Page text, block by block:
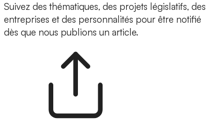
Suivez des thématiques, des projets législatifs, des
entreprises et des personnalités pour être notifié
dès que nous publions un article.